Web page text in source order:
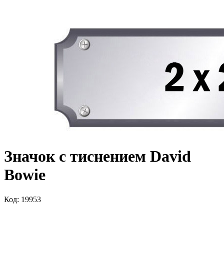
Значок с тиснением David
Bowie
Код: 19953